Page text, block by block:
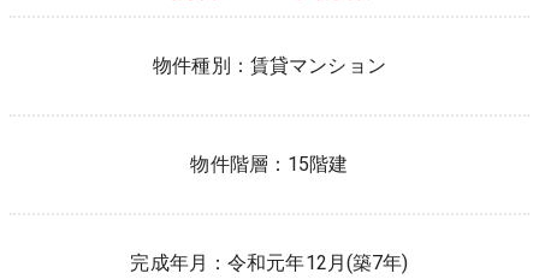
物件種別： 賃貸マンション
物件階層： 15階建
完成年月：令和元年12月(築7年)